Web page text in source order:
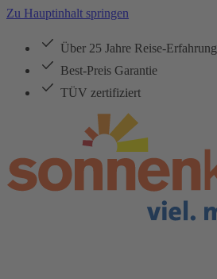
Zu Hauptinhalt springen
Über 25 Jahre Reise-Erfahrung
Best-Preis Garantie
TÜV zertifiziert